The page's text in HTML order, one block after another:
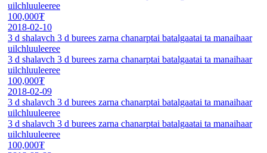
uilchluuleeree
100,000₮
2018-02-10
3 d shalavch 3 d burees zarna chanarptai batalgaatai ta manaihaar
uilchluuleeree
3 d shalavch 3 d burees zarna chanarptai batalgaatai ta manaihaar
uilchluuleeree
100,000₮
2018-02-09
3 d shalavch 3 d burees zarna chanarptai batalgaatai ta manaihaar
uilchluuleeree
3 d shalavch 3 d burees zarna chanarptai batalgaatai ta manaihaar
uilchluuleeree
100,000₮